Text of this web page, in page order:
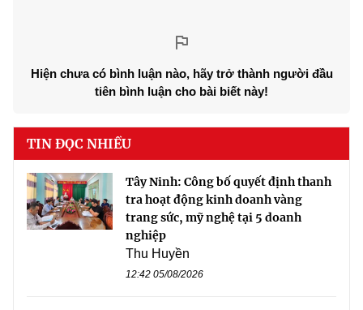
Hiện chưa có bình luận nào, hãy trở thành người đầu
tiên bình luận cho bài biết này!
TIN ĐỌC NHIỀU
Tây Ninh: Công bố quyết định thanh
tra hoạt động kinh doanh vàng
trang sức, mỹ nghệ tại 5 doanh
nghiệp
Thu Huyền
12:42 05/08/2026